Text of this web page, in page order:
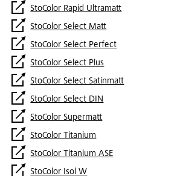
StoColor Rapid Ultramatt
StoColor Select Matt
StoColor Select Perfect
StoColor Select Plus
StoColor Select Satinmatt
StoColor Select DIN
StoColor Supermatt
StoColor Titanium
StoColor Titanium ASE
StoColor Isol W